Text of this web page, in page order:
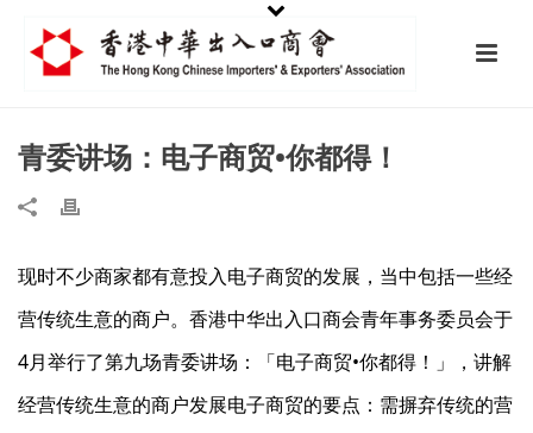
青委讲场：电子商贸•你都得！
现时不少商家都有意投入电子商贸的发展，当中包括一些经
营传统生意的商户。香港中华出入口商会青年事务委员会于
4月举行了第九场青委讲场：「电子商贸•你都得！」，讲解
经营传统生意的商户发展电子商贸的要点：需摒弃传统的营